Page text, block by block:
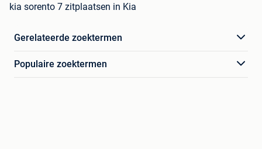
kia sorento 7 zitplaatsen in Kia
Gerelateerde zoektermen
Populaire zoektermen